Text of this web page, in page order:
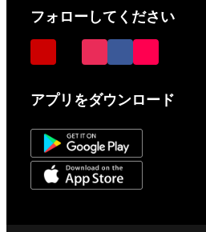
フォローしてください
アプリをダウンロード